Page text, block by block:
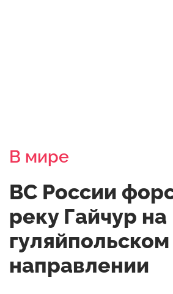
В мире
ВС России
реку Гайчур на
гуляйпольском
направлении